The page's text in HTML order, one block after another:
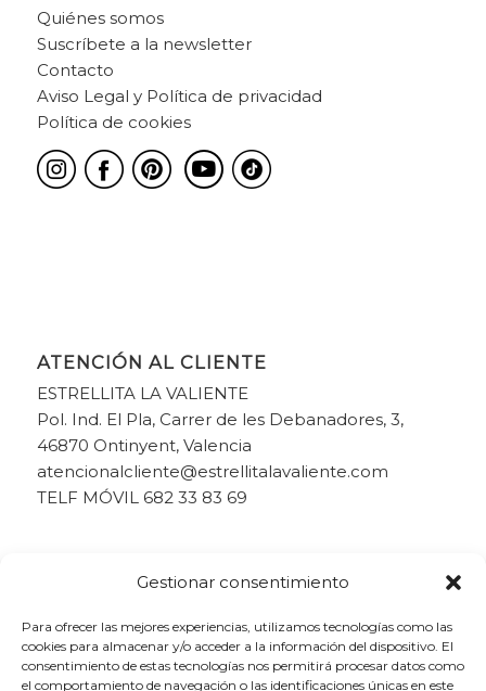
Gestionar consentimiento
Para ofrecer las mejores experiencias, utilizamos tecnologías como las
cookies para almacenar y/o acceder a la información del dispositivo. El
consentimiento de estas tecnologías nos permitirá procesar datos como
el comportamiento de navegación o las identificaciones únicas en este
Quiénes somos
Suscríbete a la newsletter
Contacto
Aviso Legal y Política de privacidad
Política de cookies
ATENCIÓN AL CLIENTE
ESTRELLITA LA VALIENTE
Pol. Ind. El Pla, Carrer de les Debanadores, 3,
46870 Ontinyent, Valencia
atencionalcliente@estrellitalavaliente.com
TELF MÓVIL 682 33 83 69